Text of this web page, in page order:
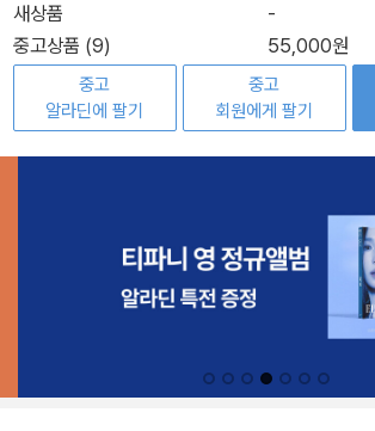
새상품
-
중고상품 (9)
55,000원
중고
알라딘에 팔기
중고
회원에게 팔기